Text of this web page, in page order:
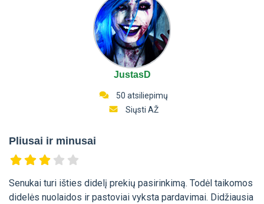
JustasD
50 atsiliepimų
Siųsti AŽ
Pliusai ir minusai
Senukai turi išties didelį prekių pasirinkimą. Todėl taikomos
didelės nuolaidos ir pastoviai vyksta pardavimai. Didžiausia